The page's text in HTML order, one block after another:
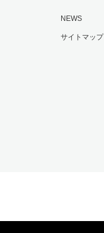
NEWS
サイトマップ